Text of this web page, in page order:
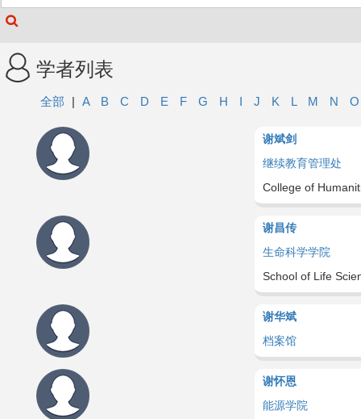
学者列表
全部 | A B C D E F G H I J K L M N
谢斌剑
继续教育管理处
College of
谢昌传
生命科学学院
School of Life
谢华斌
档案馆
谢怀恩
能源学院